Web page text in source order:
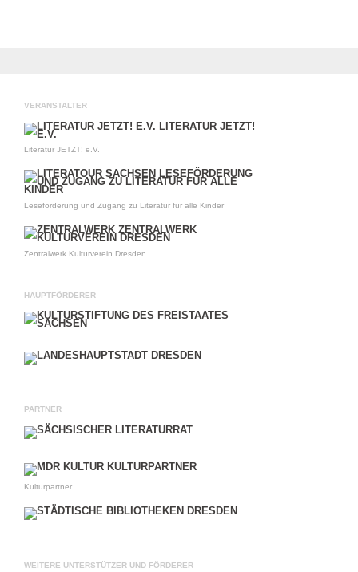
VERANSTALTER
Literatur JETZT! e.V.
Leseförderung und Zugang zu Literatur für alle Kinder
Zentralwerk Kulturverein Dresden
HAUPTFÖRDERER
PARTNER
Kulturpartner
WEITERE UNTERSTÜTZER UND FÖRDERER